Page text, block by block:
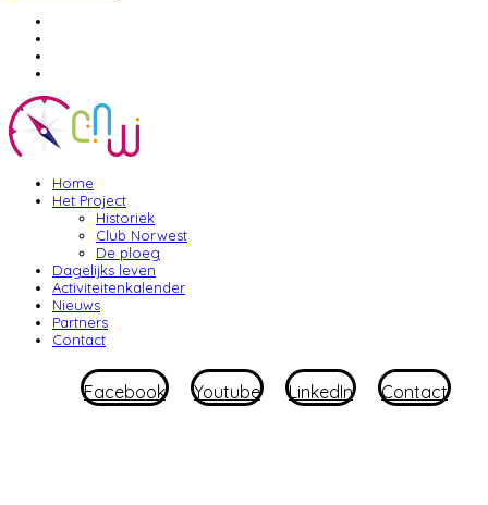
Home
Het Project
Historiek
Club Norwest
De ploeg
Dagelijks leven
Activiteitenkalender
Nieuws
Partners
Contact
Facebook Youtube LinkedIn Contact